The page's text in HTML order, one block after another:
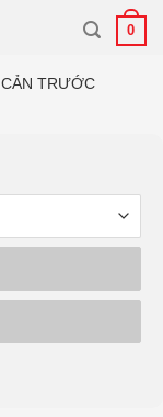
0
CẢN TRƯỚC